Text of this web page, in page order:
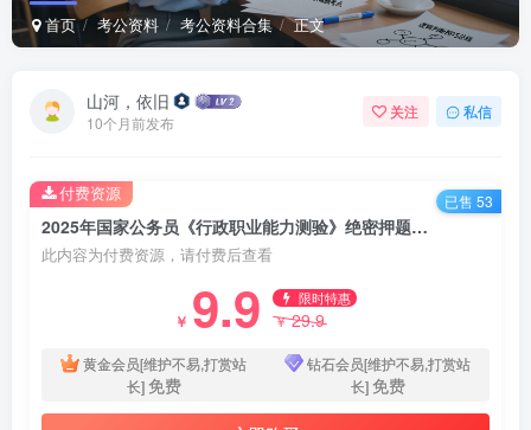
首页 考公资料 考公资料合集 正文
山河，依旧
10个月前发布
关注 私信
2025年国家公务员《行政职业能力测验》绝密押题五套卷（地市级）2025国考行测地市级押题五套卷：真题预测+答案解析，高效备考上岸必备
此内容为付费资源，请付费后查看
￥ 9.9 限时特惠
￥29.9
黄金会员[维护不易,打赏站
长] 免费
钻石会员[维护不易,打赏站
长] 免费
付费资源 已售 53